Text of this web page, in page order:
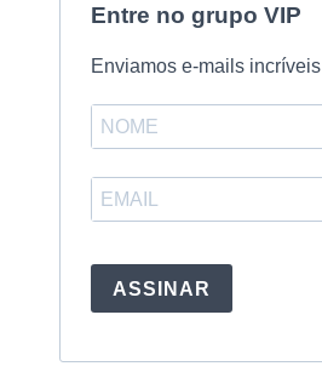
Entre no grupo VIP
Enviamos e-mails incríveis
ASSINAR